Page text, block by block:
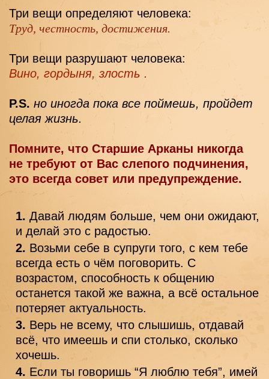
Три вещи определяют человека:
Труд, честность, достижения.
Три вещи разрушают человека:
Вино, гордыня, злость .
P.S. но иногда пока все поймешь, пройдет
целая жизнь.
Помните, что Старшие Арканы никогда
не требуют от Вас слепого подчинения,
это всегда совет или предупреждение.
Давай людям больше, чем они ожидают,
и делай это с радостью.
Возьми себе в супруги того, с кем тебе
всегда есть о чём поговорить. С
возрастом, способность к общению
останется такой же важна, а всё остальное
потеряет актуальность.
Верь не всему, что слышишь, отдавай
всё, что имеешь и спи столько, сколько
хочешь.
Если ты говоришь “Я люблю тебя”, имей